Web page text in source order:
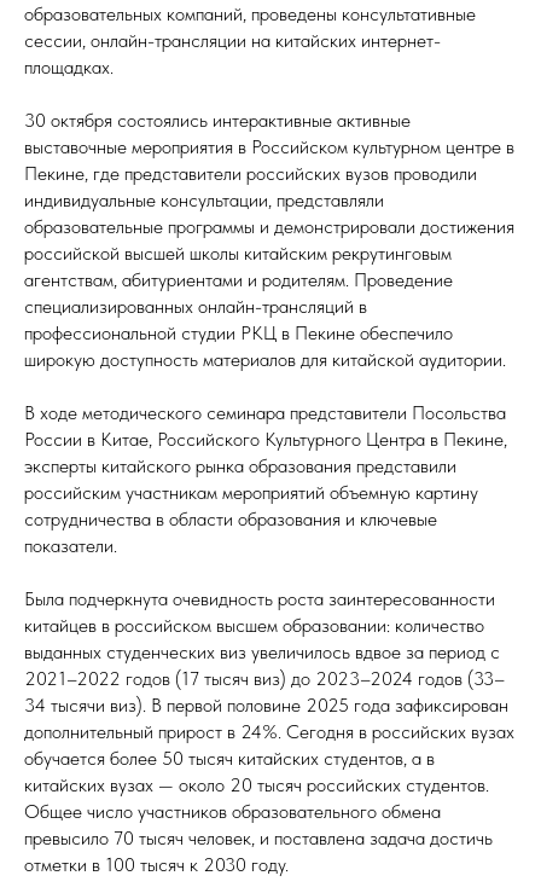
образовательных компаний, проведены консультативные
сессии, онлайн-трансляции на китайских интернет-
площадках.
30 октября состоялись интерактивные активные
выставочные мероприятия в Российском культурном центре в
Пекине, где представители российских вузов проводили
индивидуальные консультации, представляли
образовательные программы и демонстрировали достижения
российской высшей школы китайским рекрутинговым
агентствам, абитуриентами и родителям. Проведение
специализированных онлайн-трансляций в
профессиональной студии РКЦ в Пекине обеспечило
широкую доступность материалов для китайской аудитории.
В ходе методического семинара представители Посольства
России в Китае, Российского Культурного Центра в Пекине,
эксперты китайского рынка образования представили
российским участникам мероприятий объемную картину
сотрудничества в области образования и ключевые
показатели.
Была подчеркнута очевидность роста заинтересованности
китайцев в российском высшем образовании: количество
выданных студенческих виз увеличилось вдвое за период с
2021–2022 годов (17 тысяч виз) до 2023–2024 годов (33–
34 тысячи виз). В первой половине 2025 года зафиксирован
дополнительный прирост в 24%. Сегодня в российских вузах
обучается более 50 тысяч китайских студентов, а в
китайских вузах — около 20 тысяч российских студентов.
Общее число участников образовательного обмена
превысило 70 тысяч человек, и поставлена задача достичь
отметки в 100 тысяч к 2030 году.